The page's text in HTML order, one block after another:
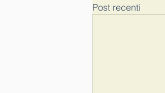
Post recenti